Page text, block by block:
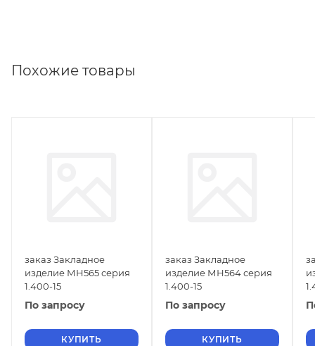
Похожие товары
заказ Закладное
изделие МН565 серия
1.400-15
По запросу
КУПИТЬ
заказ Закладное
изделие МН564 серия
1.400-15
По запросу
КУПИТЬ